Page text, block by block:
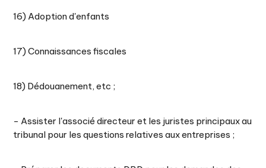
16) Adoption d'enfants
17) Connaissances fiscales
18) Dédouanement, etc ;
- Assister l'associé directeur et les juristes principaux au
tribunal pour les questions relatives aux entreprises ;